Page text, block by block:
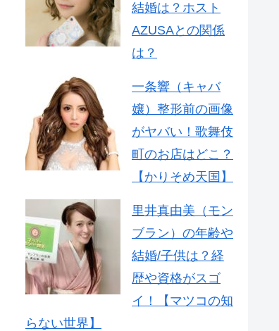
結婚は？ホスト
AZUSAとの関係
は？
一条響（キャバ
嬢）整形前の画像
がヤバい！歌舞伎
町のお店はどこ？
【かりそめ天国】
里井真由美（モン
ブラン）の年齢や
結婚/子供は？経
歴や資格がスゴ
イ！【マツコの知
らない世界】